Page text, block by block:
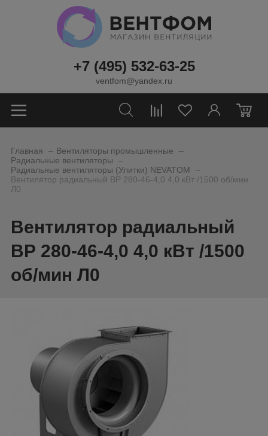
+7 (495) 532-63-25
ventfom@yandex.ru
0
Главная Вентиляторы промышленные
Радиальные вентиляторы _
Радиальные вентиляторы (Улитки) NEVATOM
Вентилятор радиальный ВР 280-46-4,0 4,0 кВт /1500 об/мин
Л0
Вентилятор радиальный
ВР 280-46-4,0 4,0 кВт /1500
об/мин Л0